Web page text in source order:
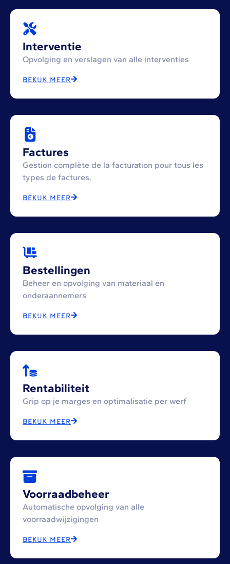
Interventie
Opvolging en verslagen van alle interventies
BEKIJK MEER
Factures
Gestion complète de la facturation pour tous les
types de factures.
BEKIJK MEER
Bestellingen
Beheer en opvolging van materiaal en
onderaannemers
BEKIJK MEER
Rentabiliteit
Grip op je marges en optimalisatie per werf
BEKIJK MEER
Voorraadbeheer
Automatische opvolging van alle
voorraadwijzigingen
BEKIJK MEER